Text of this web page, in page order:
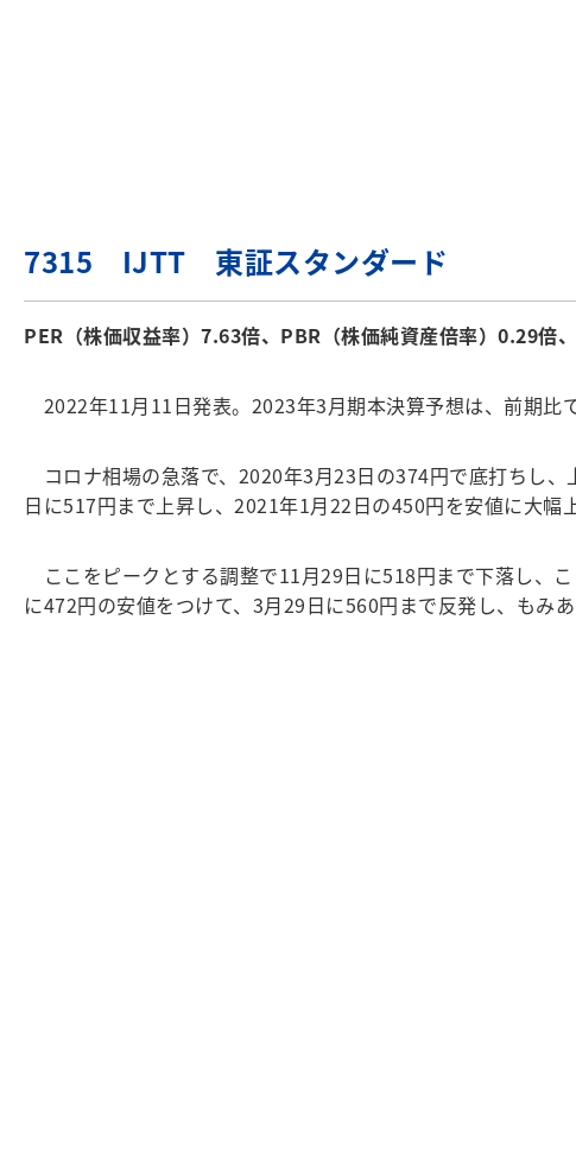
7315 IJTT 東証スタンダード
PER（株価収益率）7.63倍、PBR（株価純資産倍率）0.29倍
2022年11月11日発表。2023年3月期本決算予想は、前期比
コロナ相場の急落で、2020年3月23日の374円で底打ちし
日に517円まで上昇し、2021年1月22日の450円を安値に大幅
ここをピークとする調整で11月29日に518円まで下落し、
に472円の安値をつけて、3月29日に560円まで反発し、もみあ